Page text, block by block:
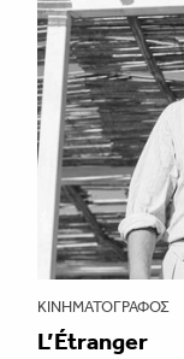
ΚΙΝΗΜΑΤΟΓΡΆΦΟΣ
L’Étranger